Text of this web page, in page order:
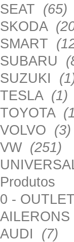
SEAT (65)
SKODA
SMART
SUBARU
SUZUKI
TESLA (1)
TOYOTA
VOLVO (3)
VW (251)
Produtos
0 -
AUDI (7)